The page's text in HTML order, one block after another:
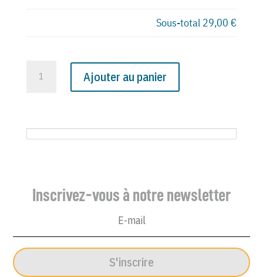
Sous-total 29,00 €
du
18
Ajouter au panier
Inscrivez-vous à notre newsletter
S'inscrire